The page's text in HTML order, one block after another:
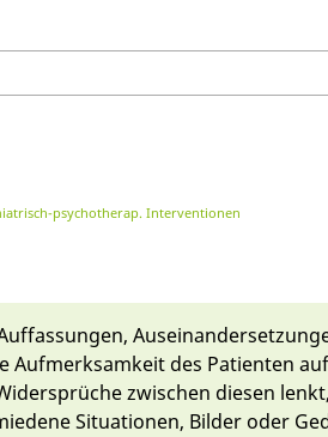
psychotherap. Interventionen
Auf­merksamkeit des Patienten
zwi­schen die­sen
Situationen, Bil­der oder